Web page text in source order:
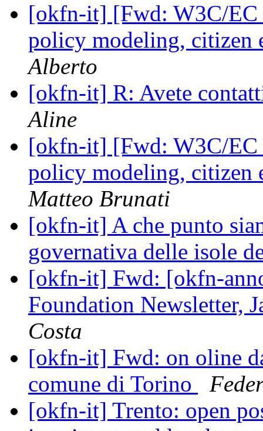
[okfn-it] [Fwd: W3C/EC
policy modeling, citizen
Alberto
[okfn-it] R: Avete
Aline
[okfn-it] [Fwd: W3C/EC
policy modeling, citizen
Matteo Brunati
[okfn-it] A che punto
governativa delle isole
[okfn-it] Fwd: [okfn-
Foundation Newsletter,
Costa
[okfn-it] Fwd: on oline
comune di Torino
[okfn-it] Trento: open